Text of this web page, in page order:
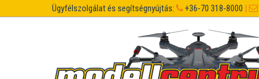
Ügyfélszolgálat és segítségnyújtás: +36-70 318-8000 |